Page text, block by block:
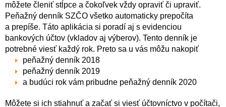
môžete členiť stĺpce a čokoľvek vždy opraviť či upraviť.
Peňažný denník SZČO všetko automaticky prepočíta
a prepíše. Táto aplikácia si poradí aj s evidenciou
bankových účtov (vkladov aj výberov). Tento denník je
potrebné viesť každý rok. Preto sa u vás môžu nakopiť
peňažný denník 2018
peňažný denník 2019
a budúci rok vám pribudne peňažný denník 2020
Môžete si ich stiahnuť a začať si viesť účtovníctvo v počítači,